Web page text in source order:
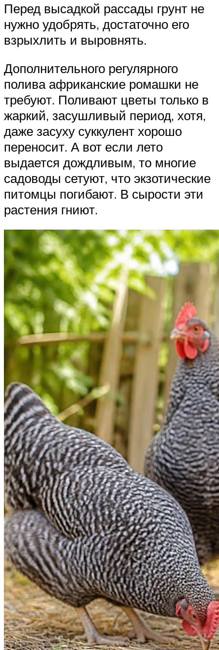
Перед высадкой рассады грунт не
нужно удобрять, достаточно его
взрыхлить и выровнять.
Дополнительного регулярного
полива африканские ромашки не
требуют. Поливают цветы только в
жаркий, засушливый период, хотя,
даже засуху суккулент хорошо
переносит. А вот если лето
выдается дождливым, то многие
садоводы сетуют, что экзотические
питомцы погибают. В сырости эти
растения гниют.